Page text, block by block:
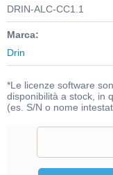
DRIN-ALC-CC1.1
Marca:
Drin
*Le licenze software
disponibilità a stock, in
(es. S/N o nome